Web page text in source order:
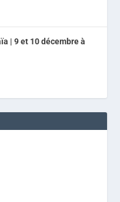
| 9 et 10 décembre à